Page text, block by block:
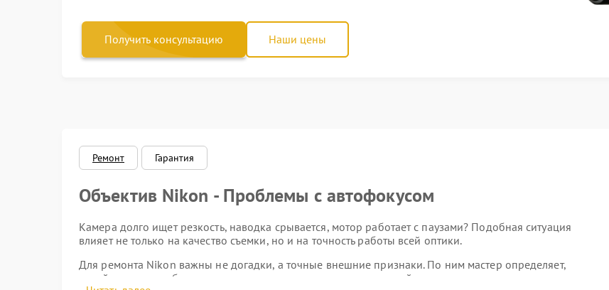
Получить консультацию Наши цены
Ремонт Гарантия
Объектив Nikon - Проблемы с автофокусом
Камера долго ищет резкость, наводка срывается, мотор работает с паузами? Подобная ситуация
влияет не только на качество съемки, но и на точность работы всей оптики.
Для ремонта Nikon важны не догадки, а точные внешние признаки. По ним мастер определяет,
какой элемент требует вмешательства и нужна ли замена деталей.